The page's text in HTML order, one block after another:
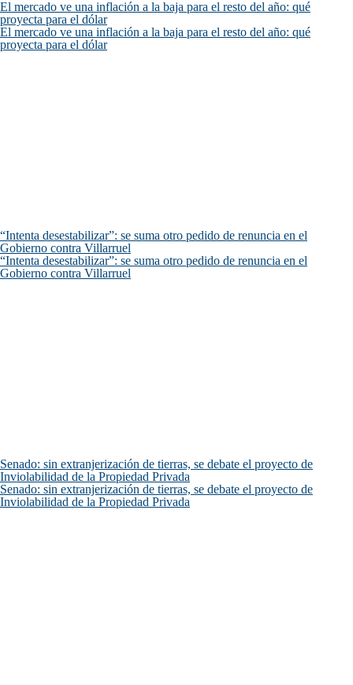
El mercado ve una inflación a la baja para el resto del año: qué
proyecta para el dólar
El mercado ve una inflación a la baja para el resto del año: qué
proyecta para el dólar
“Intenta desestabilizar”: se suma otro pedido de renuncia en el
Gobierno contra Villarruel
“Intenta desestabilizar”: se suma otro pedido de renuncia en el
Gobierno contra Villarruel
Senado: sin extranjerización de tierras, se debate el proyecto de
Inviolabilidad de la Propiedad Privada
Senado: sin extranjerización de tierras, se debate el proyecto de
Inviolabilidad de la Propiedad Privada